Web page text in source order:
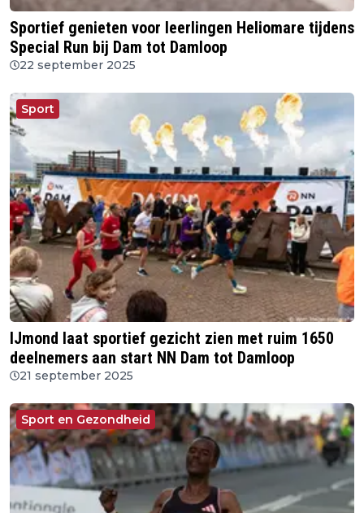
Sportief genieten voor leerlingen Heliomare tijdens
Special Run bij Dam tot Damloop
22 september 2025
Sport
IJmond laat sportief gezicht zien met ruim 1650
deelnemers aan start NN Dam tot Damloop
21 september 2025
Sport en Gezondheid